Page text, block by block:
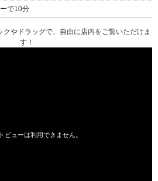
で10分
クやドラッグで、自由に店内をご覧いただけま
す！